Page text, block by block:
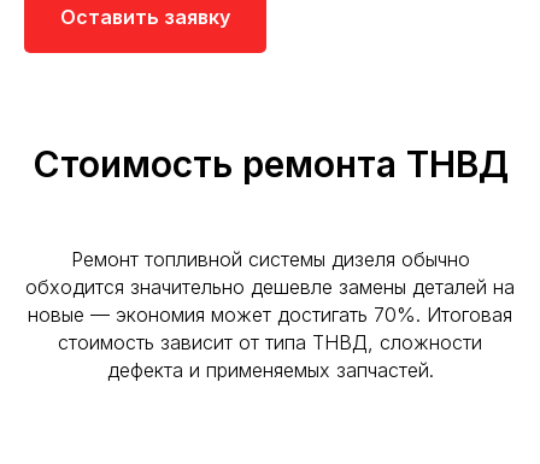
Оставить заявку
Стоимость ремонта ТНВД
Ремонт топливной системы дизеля обычно
обходится значительно дешевле замены деталей на
новые — экономия может достигать 70%. Итоговая
стоимость зависит от типа ТНВД, сложности
дефекта и применяемых запчастей.